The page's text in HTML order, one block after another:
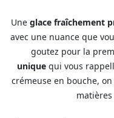
Une glace fraîchement
avec une nuance que
goutez pour la
uniquequi vous
crémeuse en bouche,